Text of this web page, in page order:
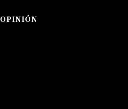
OPINIÓN